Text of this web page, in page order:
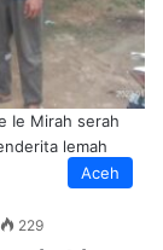
Aceh
Ie Mirah serah
lemah
229